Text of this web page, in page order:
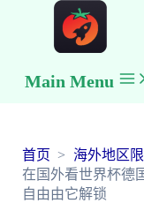
Main Menu
首页
海外地区限
在国外看世界杯德
自由由它解锁